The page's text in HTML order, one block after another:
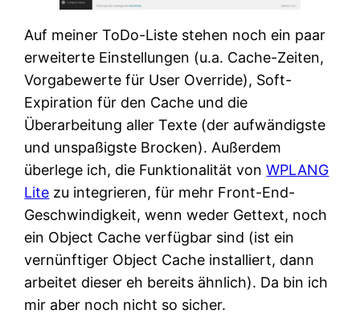
Auf meiner ToDo-Liste stehen noch ein paar
erweiterte Einstellungen (u.a. Cache-Zeiten,
Vorgabewerte für User Override), Soft-
Expiration für den Cache und die
Überarbeitung aller Texte (der aufwändigste
und unspaßigste Brocken). Außerdem
überlege ich, die Funktionalität vonWPLANG
Lite zu integrieren, für mehr Front-End-
Geschwindigkeit, wenn weder Gettext, noch
ein Object Cache verfügbar sind (ist ein
vernünftiger Object Cache installiert, dann
arbeitet dieser eh bereits ähnlich). Da bin ich
mir aber noch nicht so sicher.